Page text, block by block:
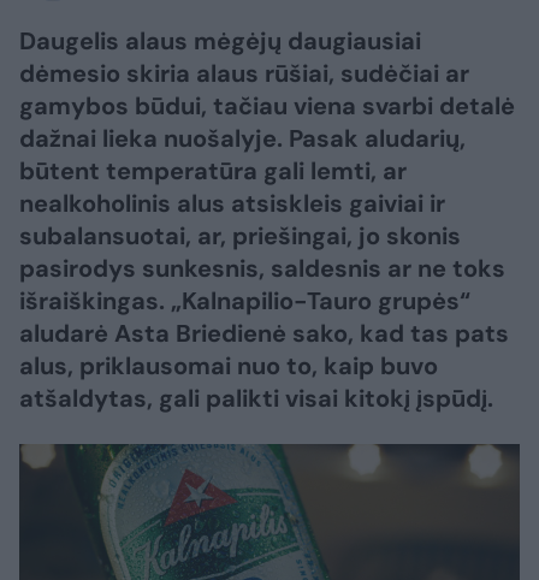
Daugelis alaus mėgėjų daugiausiai
dėmesio skiria alaus rūšiai, sudėčiai ar
gamybos būdui, tačiau viena svarbi detalė
dažnai lieka nuošalyje. Pasak aludarių,
būtent temperatūra gali lemti, ar
nealkoholinis alus atsiskleis gaiviai ir
subalansuotai, ar, priešingai, jo skonis
pasirodys sunkesnis, saldesnis ar ne toks
išraiškingas. „Kalnapilio-Tauro grupės“
aludarė Asta Briedienė sako, kad tas pats
alus, priklausomai nuo to, kaip buvo
atšaldytas, gali palikti visai kitokį įspūdį.